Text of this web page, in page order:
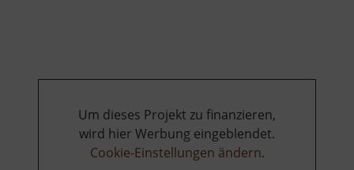
Denkmal
Um dieses Projekt zu finanzieren,
wird hier Werbung eingeblendet.
Cookie-Einstellungen ändern.